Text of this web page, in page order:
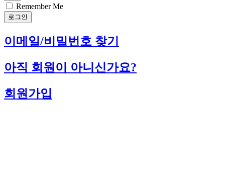
Remember Me
로그인
이메일/비밀번호 찾기
아직 회원이 아니신가요?
회원가입